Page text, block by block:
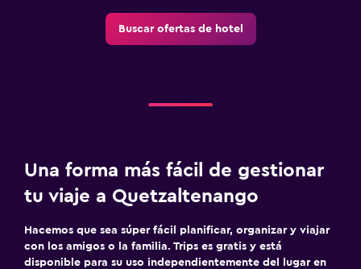
Buscar ofertas de hotel
Una forma más fácil de gestionar
tu viaje a Quetzaltenango
Hacemos que sea súper fácil planificar, organizar y viajar
con los amigos o la familia. Trips es gratis y está
disponible para su uso independientemente del lugar en